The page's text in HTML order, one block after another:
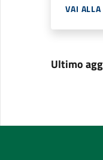
VAI
Ultimo